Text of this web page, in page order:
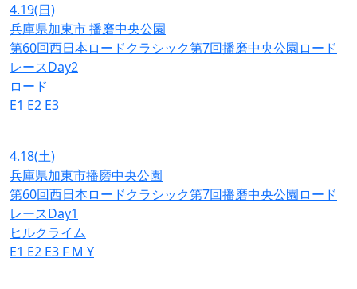
4.19(日)
兵庫県加東市 播磨中央公園
第60回西日本ロードクラシック第7回播磨中央公園ロード
レースDay2
ロード
E1 E2 E3
4.18(土)
兵庫県加東市播磨中央公園
第60回西日本ロードクラシック第7回播磨中央公園ロード
レースDay1
ヒルクライム
E1 E2 E3 F M Y